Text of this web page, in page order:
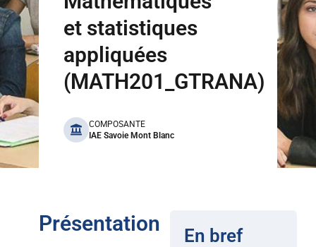
et statistiques
appliquées
(MATH201_GTRANA)
benefits
COMPOSANTE
IAE Savoie Mont Blanc
Présentation En bref